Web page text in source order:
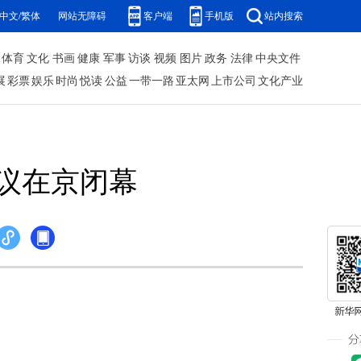
中文/繁体 网站无障碍 客户端 手机版 站内搜索
体育 文化 书画 健康 军事 访谈 视频 图片 政务 法律 中央文件
彩票娱乐 时尚 悦读 公益 一带一路 亚太网 上市公司 文化产业
在京闭幕